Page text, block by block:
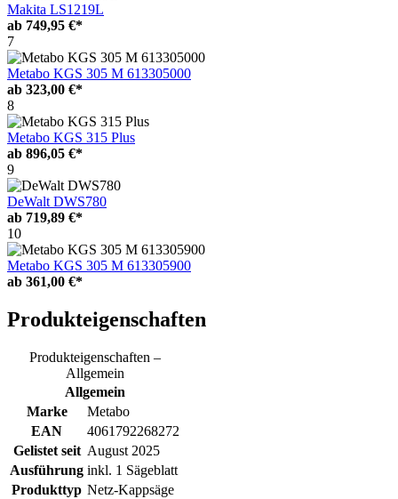
Makita LS1219L
ab 749,95 €*
7
Metabo KGS 305 M 613305000
ab 323,00 €*
8
Metabo KGS 315 Plus
ab 896,05 €*
9
DeWalt DWS780
ab 719,89 €*
10
Metabo KGS 305 M 613305900
ab 361,00 €*
Produkteigenschaften
Produkteigenschaften –
Allgemein
Allgemein
Marke
Metabo
EAN
4061792268272
Gelistet seit August 2025
Ausführung inkl. 1 Sägeblatt
Produkttyp Netz-Kappsäge